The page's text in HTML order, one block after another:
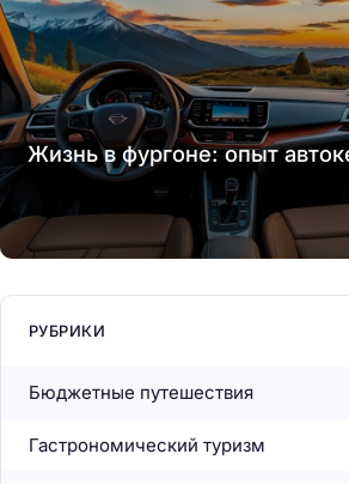
Жизнь в фургоне: опыт
РУБРИКИ
Бюджетные путешествия
Гастрономический туризм